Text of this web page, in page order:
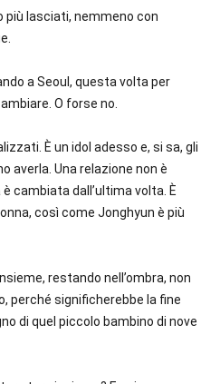
più lasciati, nemmeno con
a Seoul, questa volta per
O forse no.
È un idol adesso e, si sa, gli
averla. Una relazione non è
cambiata dall’ultima volta. È
così come Jonghyun è più
restando nell’ombra, non
perché significherebbe la fine
di quel piccolo bambino di nove